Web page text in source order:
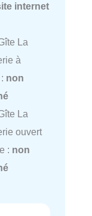
internet
La
à
non
La
ouvert
: non